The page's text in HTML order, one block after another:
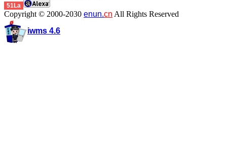
51La
Copyright © 2000-2030 enun.cn All Rights Reserved
iwms 4.6